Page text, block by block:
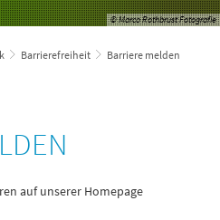
© Marco Rothbrust Fotografie
Barrierefreiheit Barriere melden
auf unserer Homepage